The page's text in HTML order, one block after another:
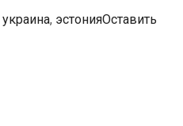
украина, эстонияОставить